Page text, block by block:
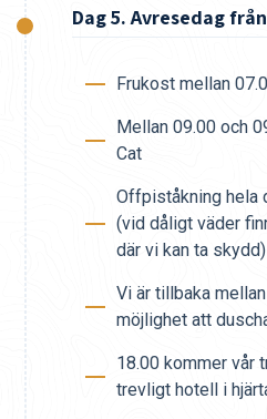
Dag 5. Avresedag
Frukost mellan
Mellan 09.00 och
Cat
Offpiståkning hela
(vid dåligt väder
där vi kan ta skydd)
Vi är tillbaka
möjlighet att
18.00 kommer vår
trevligt hotell i